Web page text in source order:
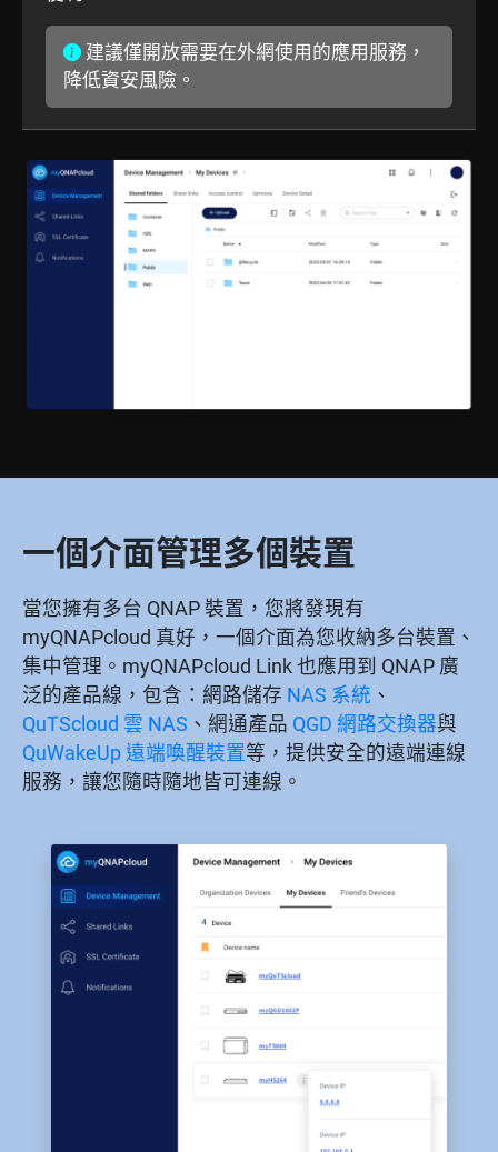
建議僅開放需要在外網使用的應用服務，
降低資安風險。
一個介面管理多個裝置
當您擁有多台 QNAP 裝置，您將發現有
myQNAPcloud 真好，一個介面為您收納多台裝置、
集中管理。myQNAPcloud Link 也應用到 QNAP 廣
泛的產品線，包含：網路儲存 NAS 系統 、
QuTScloud 雲 NAS 、網通產品 QGD 網路交換器與
QuWakeUp 遠端喚醒裝置等，提供安全的遠端連線
服務，讓您隨時隨地皆可連線。